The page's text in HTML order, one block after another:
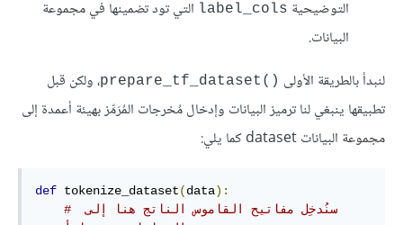
التوضيحية label_cols التي تود تضمينها في مجموعة
البيانات.
لنبدأ بالطريقة الأولى prepare_tf_dataset()‎، ولكن قبل
تطبيقها ينبغي لنا ترميز البيانات وإدخال مُخرجات المُرَمِّز بهيئة أعمدة إلى
مجموعة البيانات dataset كما يلي:
def tokenize_dataset(data):
# سنُدخِل مفاتيح القاموس الناتج هنا إلى